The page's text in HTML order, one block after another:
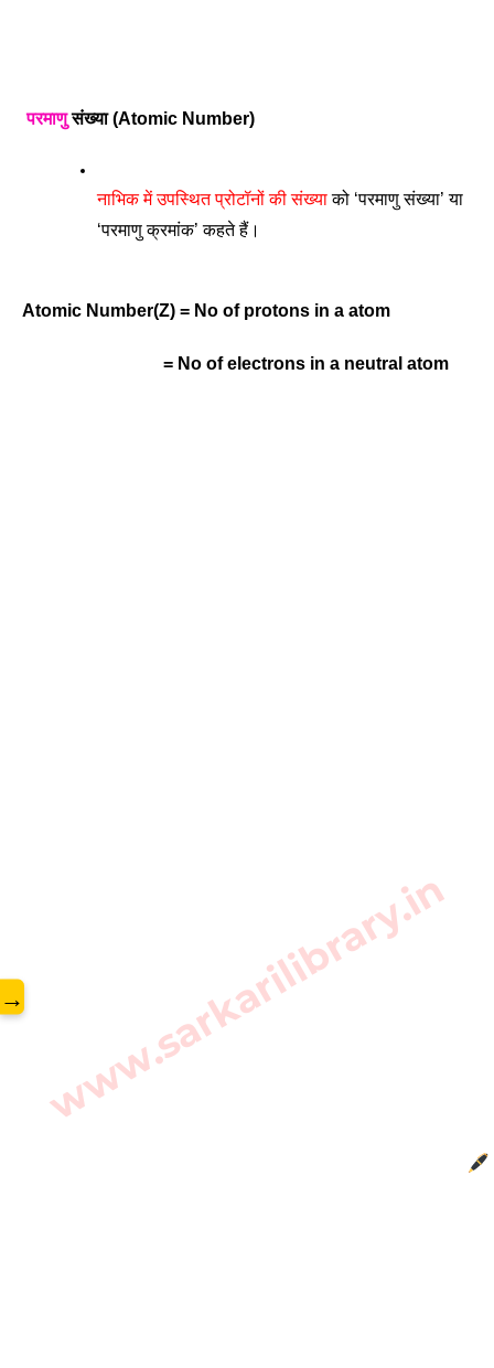
परमाणु संख्या (Atomic Number)
नाभिक में उपस्थित प्रोटॉनों की संख्या को ‘परमाणु संख्या’ या
‘परमाणु क्रमांक’ कहते हैं।
Atomic Number(Z) = No of protons in a atom
= No of electrons in a neutral atom
www.sarkarilibrary.in
→